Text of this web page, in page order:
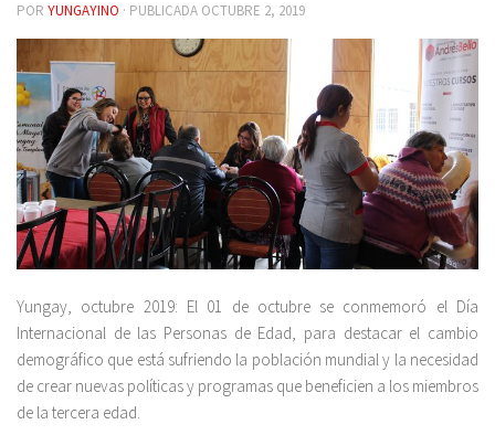
POR YUNGAYINO · PUBLICADA OCTUBRE 2, 2019
Yungay, octubre 2019: El 01 de octubre se conmemoró el Día
Internacional de las Personas de Edad, para destacar el cambio
demográfico que está sufriendo la población mundial y la necesidad
de crear nuevas políticas y programas que beneficien a los miembros
de la tercera edad.